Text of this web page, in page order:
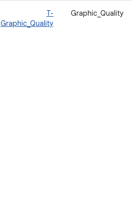
Graphic_Quality
T-
Graphic_Quality